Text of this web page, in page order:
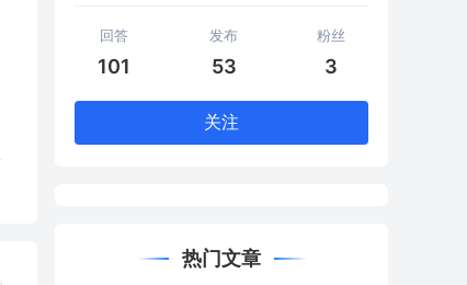
回答
101
发布
53
粉丝
3
关注
热门文章